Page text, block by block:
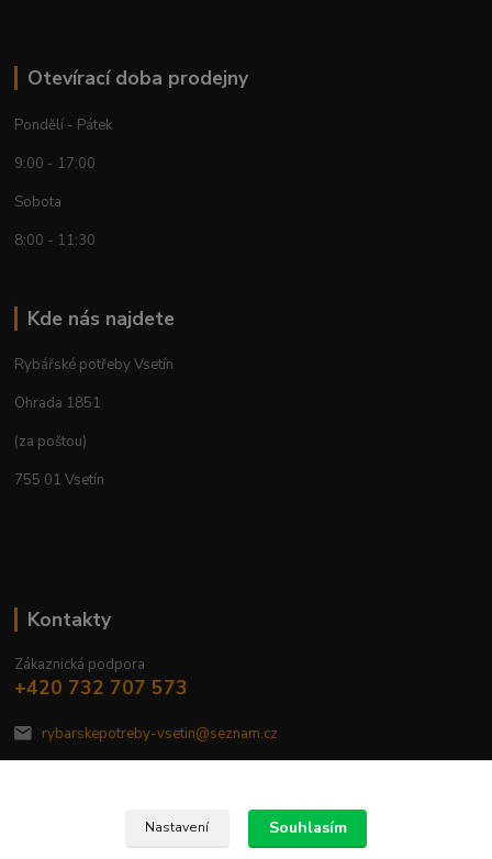
Otevírací doba prodejny
Pondělí - Pátek
9:00 - 17:00
Sobota
8:00 - 11:30
Kde nás najdete
Rybářské potřeby Vsetín
Ohrada 1851
(za poštou)
755 01 Vsetín
Kontakty
Zákaznická podpora
+420 732 707 573
rybarskepotreby-vsetin@seznam.cz
Nastavení Souhlasím